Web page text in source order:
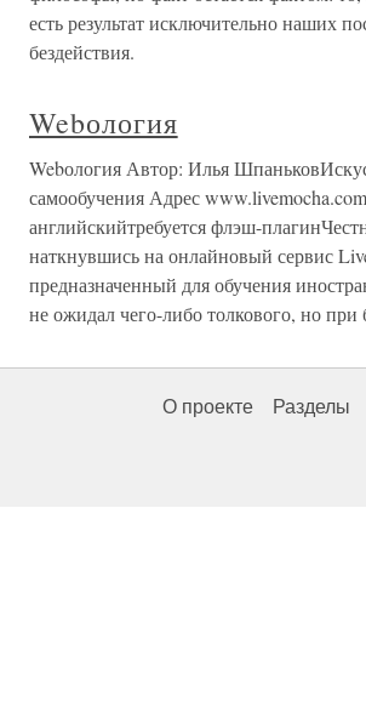
есть результат исключительно наших
бездействия.
Webология
Webология Автор: Илья
самообучения Адрес
английскийтребуется флэш-
наткнувшись на онлайновый сервис
предназначенный для обучения
не ожидал чего-либо толкового, но
О проекте Разделы